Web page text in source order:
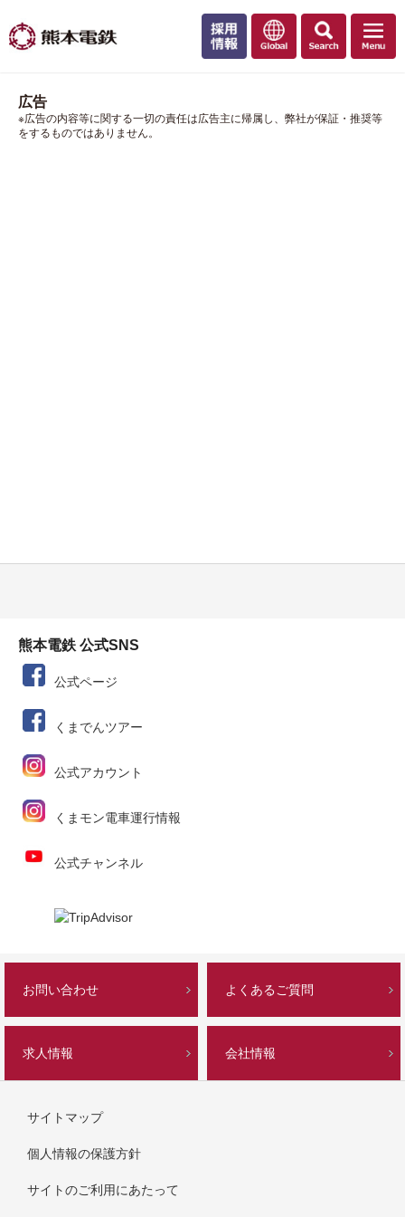
広告
※広告の内容等に関する一切の責任は広告主に帰属し、弊社が保証・推奨等
をするものではありません。
熊本電鉄 公式SNS
公式ページ
くまでんツアー
公式アカウント
くまモン電車運行情報
公式チャンネル
お問い合わせ よくあるご質問
求人情報 会社情報
サイトマップ
個人情報の保護方針
サイトのご利用にあたって